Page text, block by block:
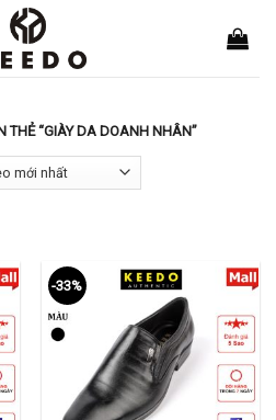
THẺ “GIÀY DA DOANH NHÂN”
-33%